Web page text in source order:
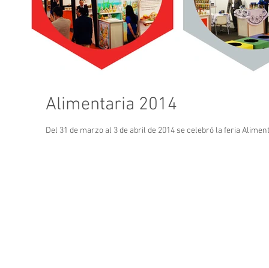
Alimentaria 2014
Del 31 de marzo al 3 de abril de 2014 se celebró la feria